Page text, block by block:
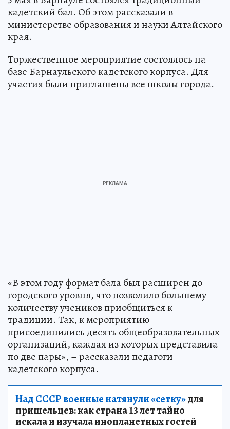
кадетский бал. Об этом рассказали в
министерстве образования и науки Алтайского
края.
Торжественное мероприятие состоялось на
базе Барнаульского кадетского корпуса. Для
участия были приглашены все школы города.
«В этом году формат бала был расширен до
городского уровня, что позволило большему
количеству учеников приобщиться к
традиции. Так, к мероприятию
присоединились десять общеобразовательных
организаций, каждая из которых представила
по две пары», – рассказали педагоги
кадетского корпуса.
Над СССР военные натянули «сетку»для
пришельцев: как страна 13 лет тайно
искала и изучала инопланетных гостей